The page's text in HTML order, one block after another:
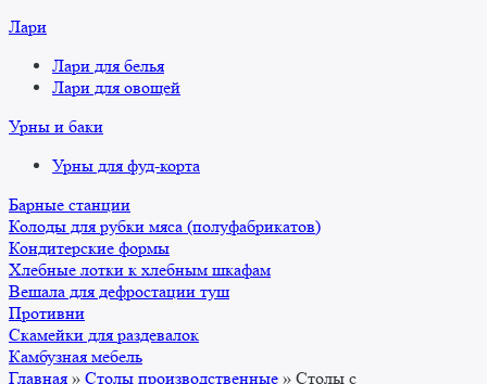
Лари
Лари для белья
Лари для овощей
Урны и баки
Урны для фуд-корта
Барные станции
Колоды для рубки мяса (полуфабрикатов)
Кондитерские формы
Хлебные лотки к хлебным шкафам
Вешала для дефростации туш
Противни
Скамейки для раздевалок
Камбузная мебель
Главная » Столы производственные » Столы с